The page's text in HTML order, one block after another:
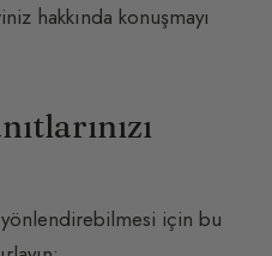
hakkında konuşmayı
için bu